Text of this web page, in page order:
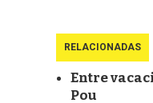
RELACIONADAS
Entre
Pou